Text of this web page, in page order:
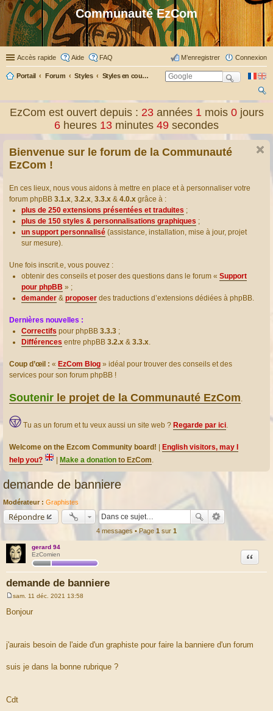
Communauté EzCom
Accès rapide Aide FAQ Connexion
M’enregistrer
Portail Forum Styles Styles en cours de conception
ch
er
EzCom est ouvert depuis : 23 années1 mois0 jours
6 heures 13 minutes 49 secondes
Bienvenue sur le forum de la Communauté
EzCom !
En ces lieux, nous vous aidons à mettre en place et à personnaliser votre
forum phpBB 3.1.x, 3.2.x, 3.3.x & 4.0.x grâce à :
plus de 250 extensions présentées et traduites ;
plus de 150 styles & personnalisations graphiques ;
un support personnalisé (assistance, installation, mise à jour, projet
sur mesure).
Une fois inscrit.e, vous pouvez :
obtenir des conseils et poser des questions dans le forum « Support
pour phpBB » ;
demander & proposer des traductions d’extensions dédiées à phpBB.
Dernières nouvelles :
Correctifs pour phpBB 3.3.3 ;
Différences entre phpBB 3.2.x & 3.3.x.
Coup d’œil : « EzCom Blog » idéal pour trouver des conseils et des
services pour son forum phpBB !
Soutenir le projet de la Communauté EzCom.
Tu as un forum et tu veux aussi un site web ? Regarde par ici.
Welcome on the Ezcom Community board!
English visitors, may I
help you?
Make a donation to EzCom.
demande de banniere
Modérateur : Graphistes
Répondre
4 messages • Page 1 sur 1
gerard 94
EzComien
demande de banniere
Citation
s
e
sam. 11 déc. 2021 13:58
Bonjour
j'aurais besoin de l'aide d'un graphiste pour faire la banniere d'un forum
suis je dans la bonne rubrique ?
Cdt